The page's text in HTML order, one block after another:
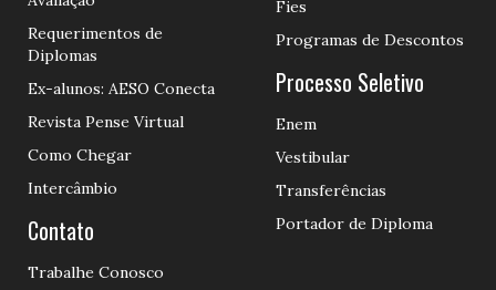
Requerimentos de
Diplomas
Ex-alunos: AESO Conecta
Revista Pense Virtual
Como Chegar
Intercâmbio
Contato
Trabalhe Conosco
Fies
Programas de Descontos
Processo Seletivo
Enem
Vestibular
Transferências
Portador de Diploma